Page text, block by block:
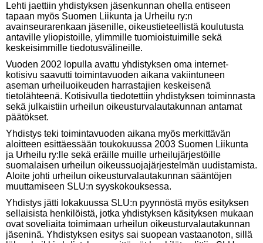
Lehti jaettiin yhdistyksen jäsenkunnan ohella entiseen
tapaan myös Suomen Liikunta ja Urheilu ry:n
avainseurarenkaan jäsenille, oikeustieteellistä koulutusta
antaville yliopistoille, ylimmille tuomioistuimille sekä
keskeisimmille tiedotusvälineille.
Vuoden 2002 lopulla avattu yhdistyksen oma internet-
kotisivu saavutti toimintavuoden aikana vakiintuneen
aseman urheiluoikeuden harrastajien keskeisenä
tietolähteenä. Kotisivulla tiedotettiin yhdistyksen toiminnasta
sekä julkaistiin urheilun oikeusturvalautakunnan antamat
päätökset.
Yhdistys teki toimintavuoden aikana myös merkittävän
aloitteen esittäessään toukokuussa 2003 Suomen Liikunta
ja Urheilu ry:lle sekä eräille muille urheilujärjestöille
suomalaisen urheilun oikeussuojajärjestelmän uudistamista.
Aloite johti urheilun oikeusturvalautakunnan sääntöjen
muuttamiseen SLU:n syyskokouksessa.
Yhdistys jätti lokakuussa SLU:n pyynnöstä myös esityksen
sellaisista henkilöistä, jotka yhdistyksen käsityksen mukaan
ovat soveliaita toimimaan urheilun oikeusturvalautakunnan
jäseninä. Yhdistyksen esitys sai suopean vastaanoton, sillä